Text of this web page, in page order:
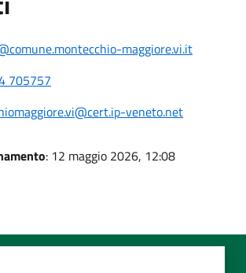
maggiore.vi.it
705757
veneto.net
: 12 maggio 2026, 12:08